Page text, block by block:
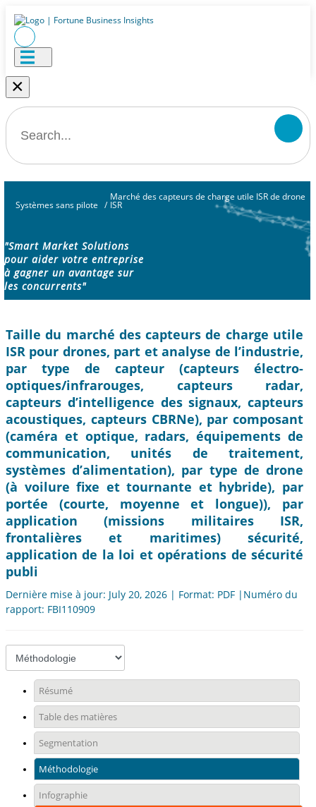
×
Systèmes sans pilote /
Marché des capteurs de charge utile ISR de drone
ISR
"Smart Market Solutions
pour aider votre entreprise
à gagner un avantage sur
les concurrents"
Taille du marché des capteurs de charge utile
ISR pour drones, part et analyse de l’industrie,
par type de capteur (capteurs électro-
optiques/infrarouges, capteurs radar,
capteurs d’intelligence des signaux, capteurs
acoustiques, capteurs CBRNe), par composant
(caméra et optique, radars, équipements de
communication, unités de traitement,
systèmes d’alimentation), par type de drone
(à voilure fixe et tournante et hybride), par
portée (courte, moyenne et longue)), par
application (missions militaires ISR,
frontalières et maritimes) sécurité,
application de la loi et opérations de sécurité
publi
Dernière mise à jour: July 20, 2026 | Format: PDF |Numéro du
rapport: FBI110909
Résumé
Table des matières
Segmentation
Méthodologie
Infographie